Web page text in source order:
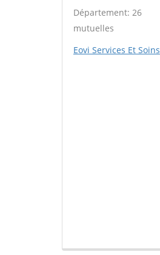
Département: 26
mutuelles
Eovi Services Et Soins